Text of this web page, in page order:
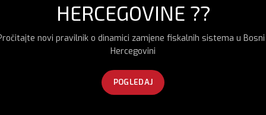
HERCEGOVINE ??
novi pravilnik o dinamici zamjene fiskalnih sistema u Bosni
Hercegovini
POGLEDAJ